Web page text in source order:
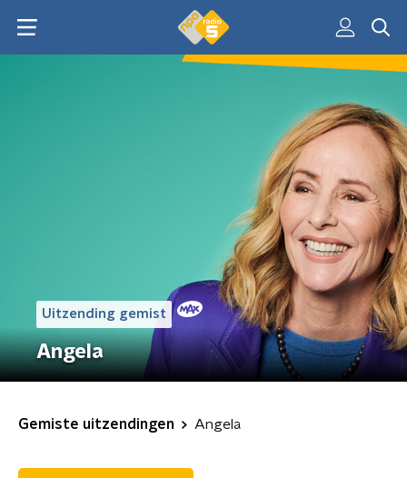
Uitzending gemist
Angela
Gemiste uitzendingen Angela